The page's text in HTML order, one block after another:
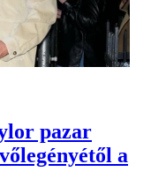
pazar
a